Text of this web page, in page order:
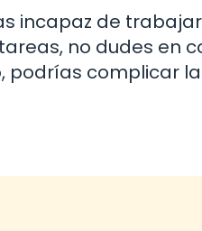
incapaz de
no dudes en
podrías complicar la